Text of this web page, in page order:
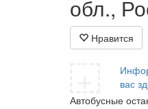
обл.,
Нравится
вас
Автобусные